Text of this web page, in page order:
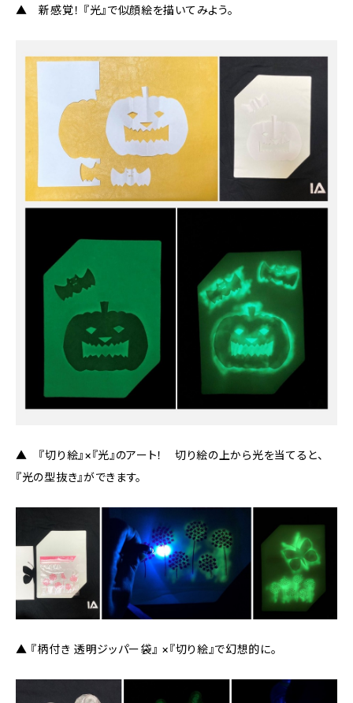
▲ 新感覚！ 『光』で似顔絵を描いてみよう。
▲ 『切り絵』×『光』のアート！ 切り絵の上から光を当てると、
『光の型抜き』ができます。
▲ 『柄付き 透明ジッパー袋』 ×『切り絵』で幻想的に。